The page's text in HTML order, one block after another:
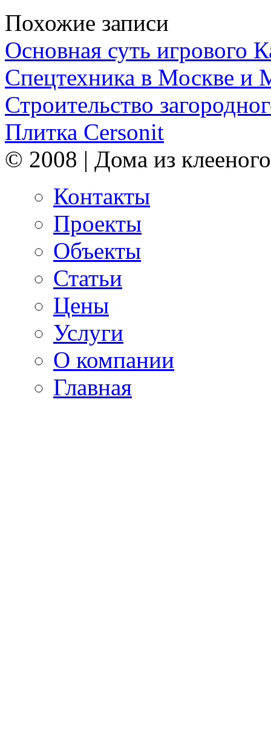
Похожие записи
Основная суть игрового
Спецтехника в Москве и
Строительство
Плитка Cersonit
© 2008 | Дома из
Контакты
Проекты
Объекты
Статьи
Цены
Услуги
О компании
Главная